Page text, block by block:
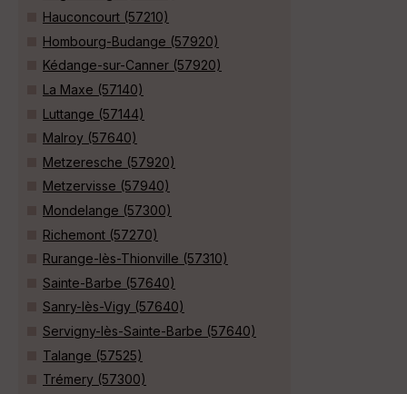
Hauconcourt (57210)
Hombourg-Budange (57920)
Kédange-sur-Canner (57920)
La Maxe (57140)
Luttange (57144)
Malroy (57640)
Metzeresche (57920)
Metzervisse (57940)
Mondelange (57300)
Richemont (57270)
Rurange-lès-Thionville (57310)
Sainte-Barbe (57640)
Sanry-lès-Vigy (57640)
Servigny-lès-Sainte-Barbe (57640)
Talange (57525)
Trémery (57300)